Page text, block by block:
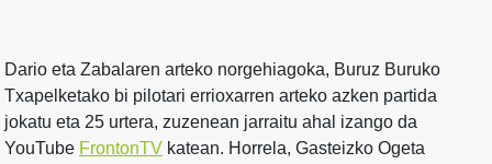
Dario eta Zabalaren arteko norgehiagoka, Buruz Buruko
Txapelketako bi pilotari errioxarren arteko azken partida
jokatu eta 25 urtera, zuzenean jarraitu ahal izango da
YouTube FrontonTV katean. Horrela, Gasteizko Ogeta